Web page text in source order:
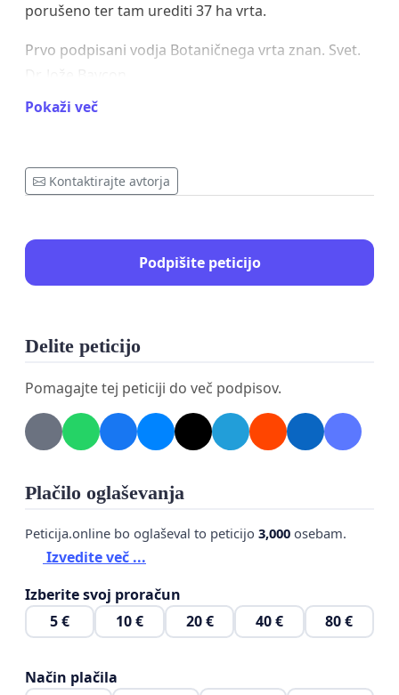
porušeno ter tam urediti 37 ha vrta.
Prvo podpisani vodja Botaničnega vrta znan. Svet.
Pokaži več
Kontaktirajte avtorja
Podpišite peticijo
Delite peticijo
Pomagajte tej peticiji do več podpisov.
Plačilo oglaševanja
Peticija.online bo oglaševal to peticijo 3,000 osebam.
Izvedite več ...
Izberite svoj proračun
5 €
10 € 20 € 40 € 80 €
Način plačila